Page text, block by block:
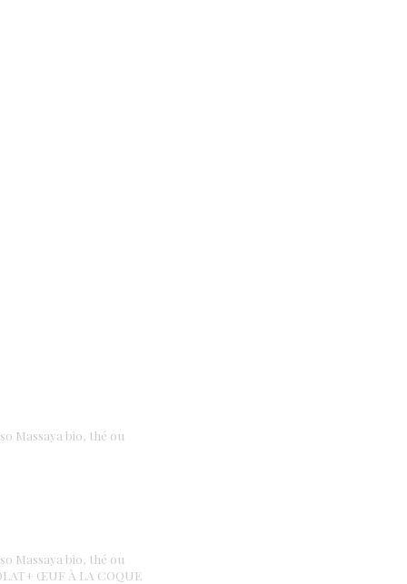
Massaya bio, thé ou
Massaya bio, thé ou
ŒUF À LA COQUE